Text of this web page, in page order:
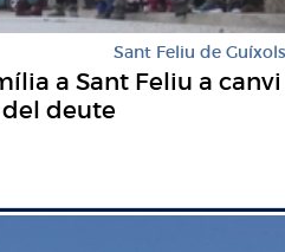
Sant Feliu de Guíxols
a Sant Feliu a canvi
deute